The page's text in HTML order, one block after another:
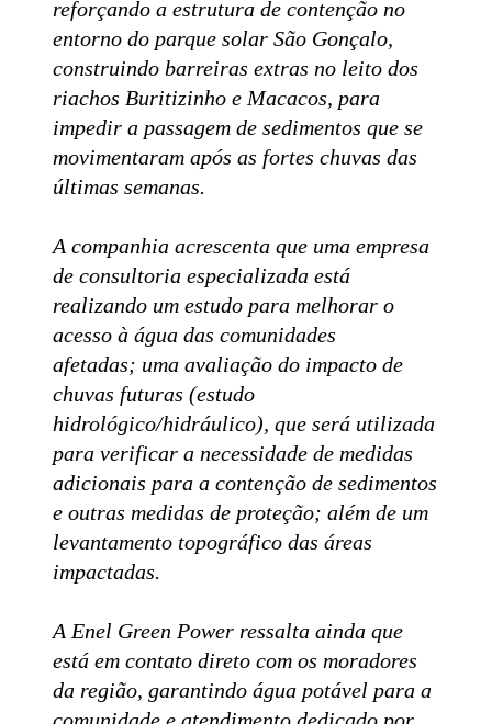
reforçando a estrutura de contenção no
entorno do parque solar São Gonçalo,
construindo barreiras extras no leito dos
riachos Buritizinho e Macacos, para
impedir a passagem de sedimentos que se
movimentaram após as fortes chuvas das
últimas semanas.
A companhia acrescenta que uma empresa
de consultoria especializada está
realizando um estudo para melhorar o
acesso à água das comunidades
afetadas; uma avaliação do impacto de
chuvas futuras (estudo
hidrológico/hidráulico), que será utilizada
para verificar a necessidade de medidas
adicionais para a contenção de sedimentos
e outras medidas de proteção; além de um
levantamento topográfico das áreas
impactadas.
A Enel Green Power ressalta ainda que
está em contato direto com os moradores
da região, garantindo água potável para a